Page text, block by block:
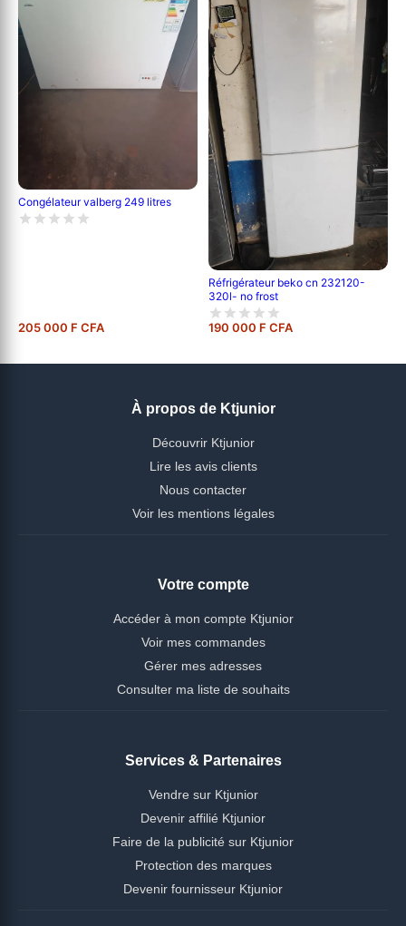
Congélateur valberg 249 litres
205 000 F CFA
Réfrigérateur beko cn 232120-
320l- no frost
190 000 F CFA
À propos de Ktjunior
Découvrir Ktjunior
Lire les avis clients
Nous contacter
Voir les mentions légales
Votre compte
Accéder à mon compte Ktjunior
Voir mes commandes
Gérer mes adresses
Consulter ma liste de souhaits
Services & Partenaires
Vendre sur Ktjunior
Devenir affilié Ktjunior
Faire de la publicité sur Ktjunior
Protection des marques
Devenir fournisseur Ktjunior